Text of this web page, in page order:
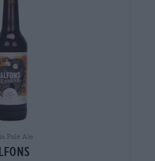
Pale Ale